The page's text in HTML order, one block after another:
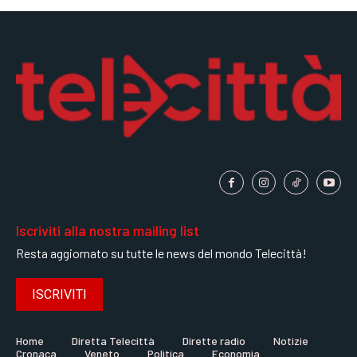
CONTATTI
CONTATTI
CONTATTI
Iscriviti alla nostra mailing list
Resta aggiornato su tutte le news del mondo Telecittà!
ISCRIVITI
Home Diretta Telecittà Dirette radio
Notizie
Cronaca
Veneto Politica Economia